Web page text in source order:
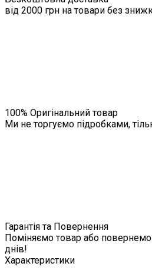
від 2000 грн на товари без
100% Оригінальний товар
Ми не торгуємо підробками,
Гарантія та Повернення
Поміняємо товар або
днів!
Характеристики